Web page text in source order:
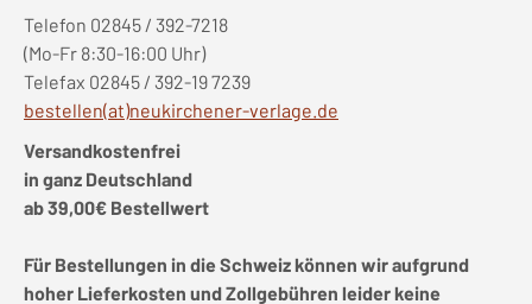
Telefon 02845 / 392-7218
(Mo-Fr 8:30-16:00 Uhr)
Telefax 02845 / 392-19 7239
bestellen(at)neukirchener-verlage.de
Versandkostenfrei
in ganz Deutschland
ab 39,00€ Bestellwert
Für Bestellungen in die Schweiz können wir aufgrund
hoher Lieferkosten und Zollgebühren leider keine